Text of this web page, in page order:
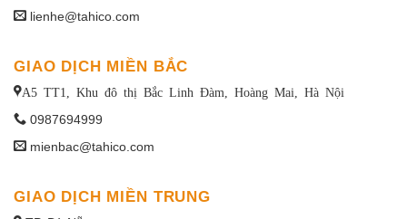
lienhe@tahico.com
GIAO DỊCH MIỀN BẮC
A5 TT1, Khu đô thị Bắc Linh Đàm, Hoàng Mai, Hà Nội
0987694999
mienbac@tahico.com
GIAO DỊCH MIỀN TRUNG